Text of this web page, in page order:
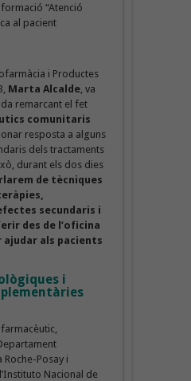
“Atenció
al pacient
i Productes
Marta Alcalde, va
remarcant el fet
comunitaris
resposta a alguns
dels tractaments
durant els dos dies
de tècniques
secundaris i
des de l’oficina
ajudar als pacients
i
, farmacèutic,
Roche-Posay i
Nacional de